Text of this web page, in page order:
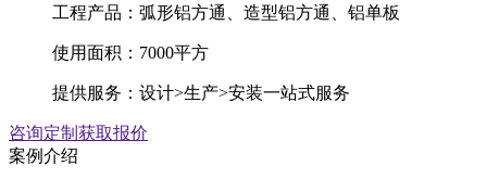
工程产品：弧形铝方通、造型铝方通、铝单板
使用面积：7000平方
提供服务：设计>生产>安装一站式服务
咨询定制 获取报价
案例介绍